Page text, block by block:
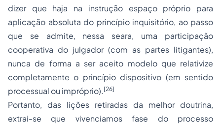
dizer que haja na instrução espaço próprio para
aplicação absoluta do princípio inquisitório, ao passo
que se admite, nessa seara, uma participação
cooperativa do julgador (com as partes litigantes),
nunca de forma a ser aceito modelo que relativize
completamente o princípio dispositivo (em sentido
processual ou impróprio). [26]
Portanto, das lições retiradas da melhor doutrina,
extrai-se que vivenciamos fase do processo